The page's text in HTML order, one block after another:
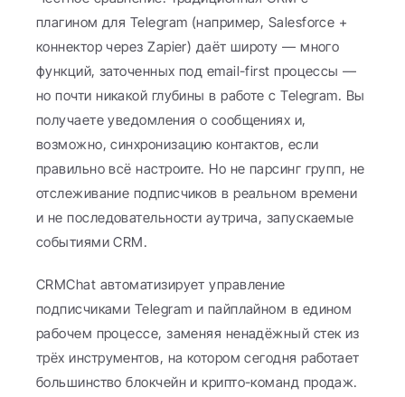
плагином для Telegram (например, Salesforce +
коннектор через Zapier) даёт широту — много
функций, заточенных под email-first процессы —
но почти никакой глубины в работе с Telegram. Вы
получаете уведомления о сообщениях и,
возможно, синхронизацию контактов, если
правильно всё настроите. Но не парсинг групп, не
отслеживание подписчиков в реальном времени
и не последовательности аутрича, запускаемые
событиями CRM.
CRMChat автоматизирует управление
подписчиками Telegram и пайплайном в едином
рабочем процессе, заменяя ненадёжный стек из
трёх инструментов, на котором сегодня работает
большинство блокчейн и крипто-команд продаж.